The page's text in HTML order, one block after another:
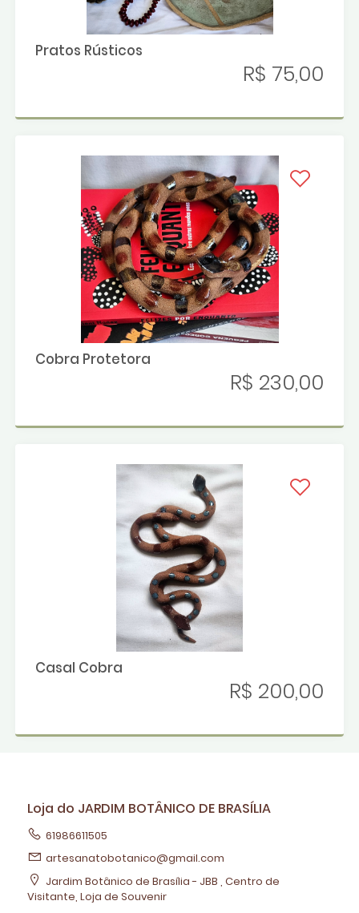
Pratos Rústicos
R$ 75,00
Cobra Protetora
R$ 230,00
Casal Cobra
R$ 200,00
Loja do JARDIM BOTÂNICO DE BRASÍLIA
61986611505
artesanatobotanico@gmail.com
Jardim Botânico de Brasília - JBB , Centro de
Visitante, Loja de Souvenir